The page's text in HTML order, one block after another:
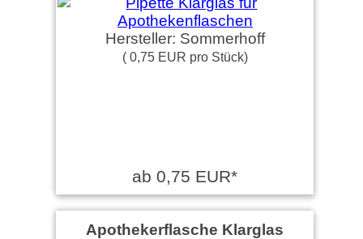
Hersteller: Sommerhoff
( 0,75 EUR pro Stück)
ab 0,75 EUR*
Apothekerflasche Klarglas